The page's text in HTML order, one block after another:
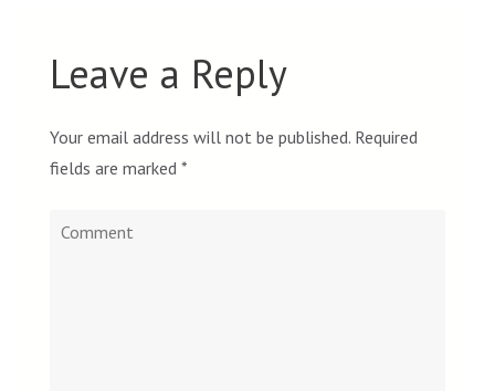
Leave a Reply
Your email address will not be published. Required
fields are marked *
Comment